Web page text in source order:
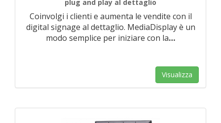
plug and play al dettaglio
Coinvolgi i clienti e aumenta le vendite con il
digital signage al dettaglio. MediaDisplay è un
modo semplice per iniziare con la…
Visualizza